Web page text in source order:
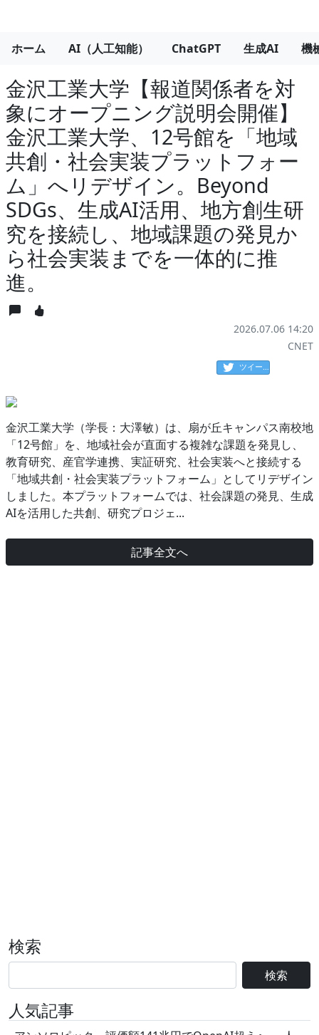
ホーム AI（人工知能） ChatGPT 生成AI 機
金沢工業大学【報道関係者を対
象にオープニング説明会開催】
金沢工業大学、12号館を「地域
共創・社会実装プラットフォー
ム」へリデザイン。Beyond
SDGs、生成AI活用、地方創生研
究を接続し、地域課題の発見か
ら社会実装までを一体的に推
進。
2026.07.06 14:20
CNET
ツイート
金沢工業大学（学長：大澤敏）は、扇が丘キャンパス南校地
「12号館」を、地域社会が直面する複雑な課題を発見し、
教育研究、産官学連携、実証研究、社会実装へと接続する
「地域共創・社会実装プラットフォーム」としてリデザイン
しました。本プラットフォームでは、社会課題の発見、生成
AIを活用した共創、研究プロジェ...
記事全文へ
検索
検索
人気記事